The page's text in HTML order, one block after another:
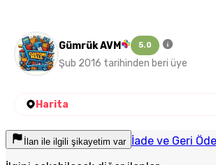
Gümrük AVM 5.0
Şub 2016 tarihinden beri üye
Harita
İlan ile ilgili şikayetim var İade ve Geri